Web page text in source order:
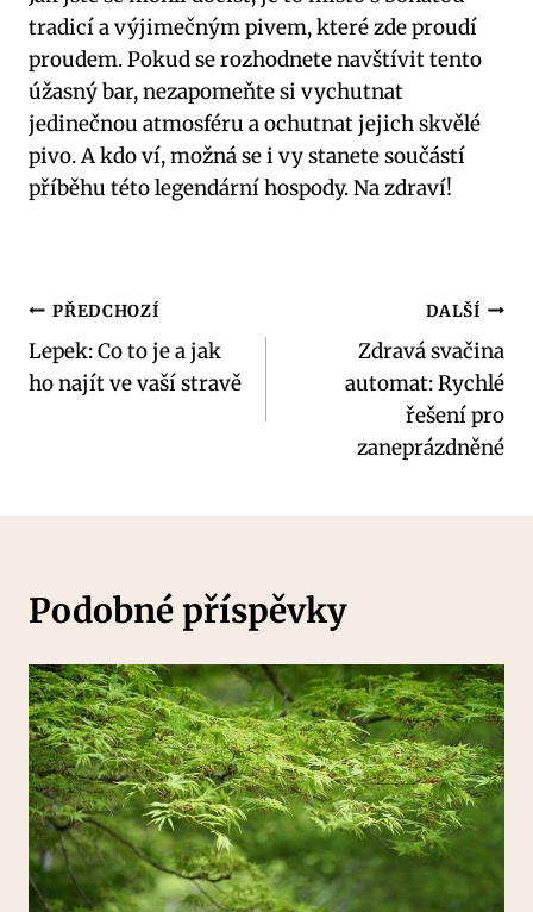
tradicí a výjimečným pivem, které zde proudí
proudem. Pokud se rozhodnete navštívit tento
úžasný bar, nezapomeňte si vychutnat
jedinečnou atmosféru a ochutnat jejich skvělé
pivo. A kdo ví, možná se i vy stanete součástí
příběhu této legendární hospody. Na zdraví!
Navigace
pro
PŘEDCHOZÍ
Lepek: Co to je a jak
ho najít ve vaší stravě
DALŠÍ
Zdravá svačina
automat: Rychlé
řešení pro
zaneprázdněné
Podobné příspěvky